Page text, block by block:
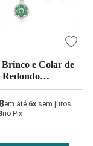
e Colar de
Redondo
Verde Esmeralda
em até 6x sem juros
no Pix